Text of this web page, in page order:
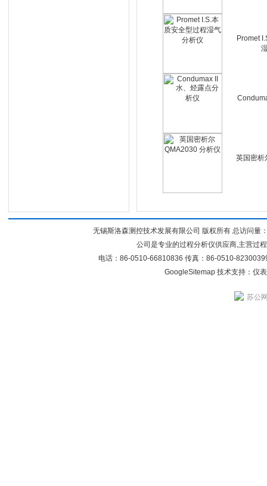
Promet
英国密析
无锡斯洛森测控技术发展有限公司 版权所有 总访问量
公司是专业的过程分析仪供应商,主营过
电话：86-0510-66810836 传真：86-0510-
GoogleSitemap技术支持： 仪
苏公